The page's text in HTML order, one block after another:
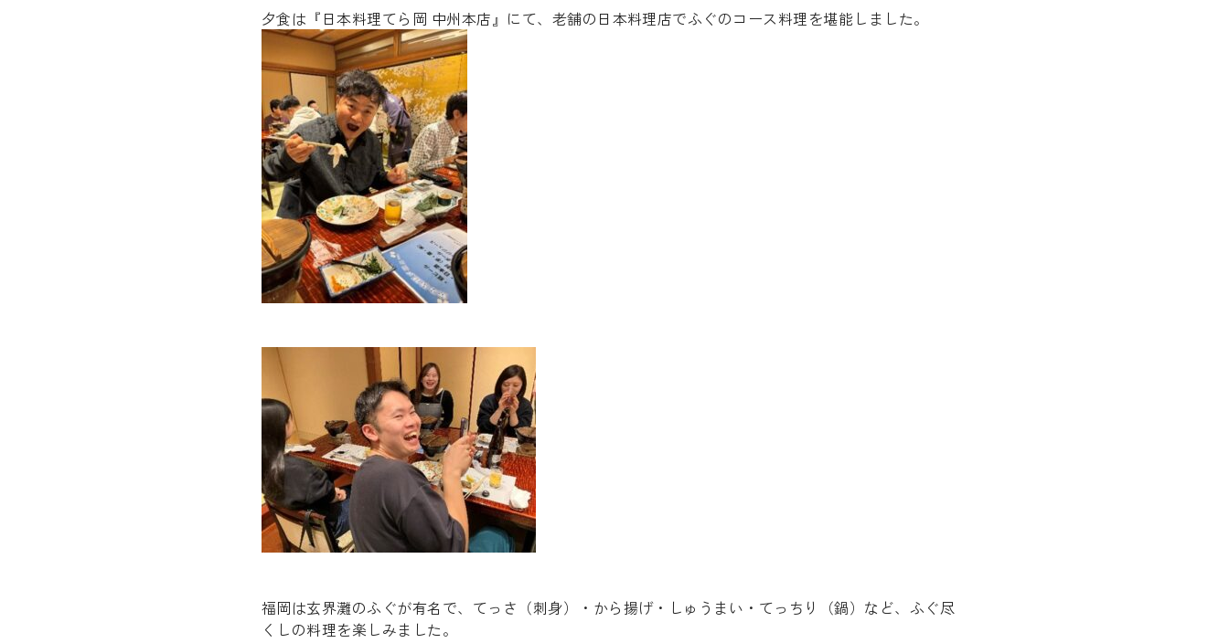
夕食は『日本料理てら岡 中州本店』にて、老舗の日本料理店でふぐのコース料理を堪能しました。
福岡は玄界灘のふぐが有名で、てっさ（刺身）・から揚げ・しゅうまい・てっちり（鍋）など、ふぐ尽
くしの料理を楽しみました。